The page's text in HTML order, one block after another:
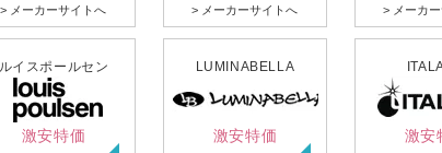
> メーカーサイトへ > メーカーサイトへ > メーカ
ルイスポールセン
激安特価
LUMINABELLA
激安特価 激安